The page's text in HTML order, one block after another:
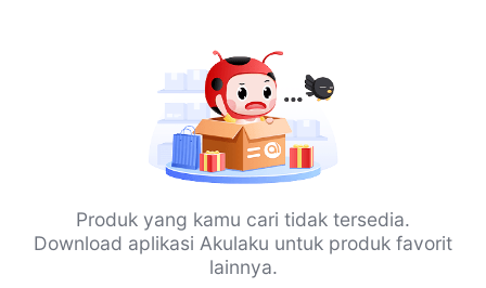
Produk yang kamu cari tidak tersedia.
Download aplikasi Akulaku untuk produk favorit
lainnya.